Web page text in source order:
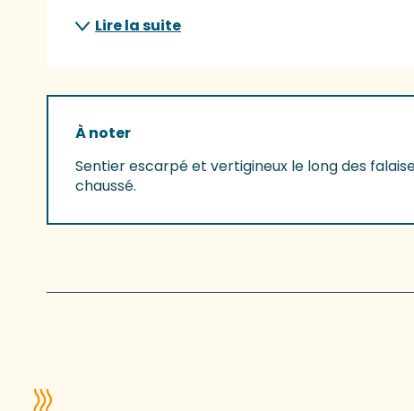
Lire la suite
À noter
Sentier escarpé et vertigineux le long des
chaussé.